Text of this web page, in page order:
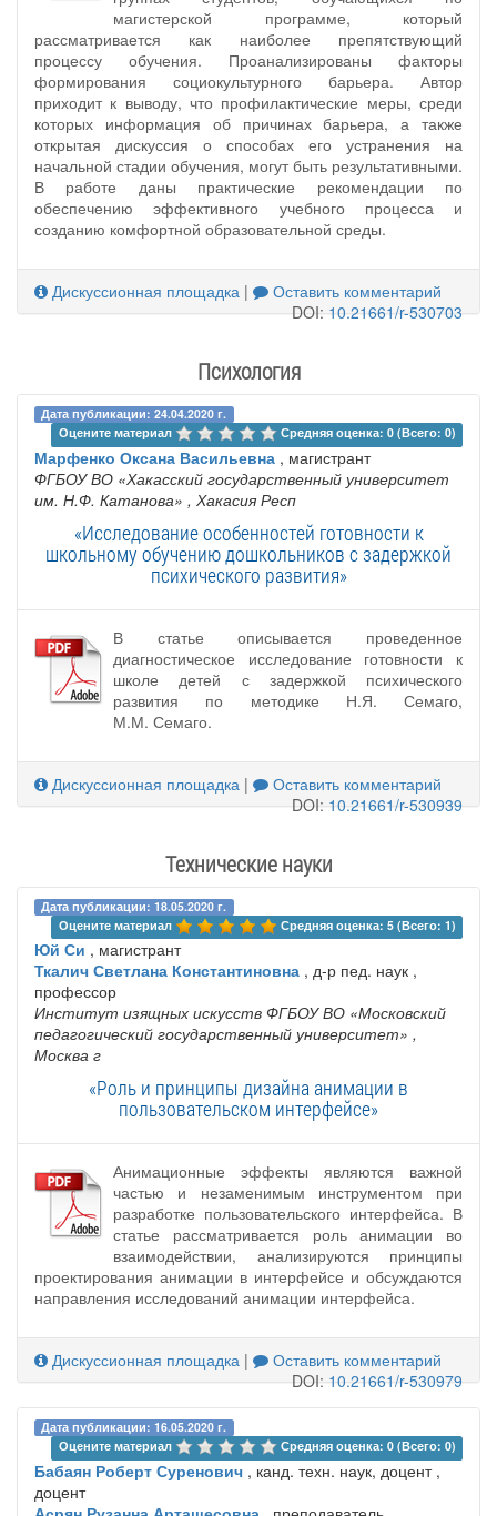
магистерской программе, который
рассматривается как наиболее препятствующий
процессу обучения. Проанализированы факторы
формирования социокультурного барьера. Автор
приходит к выводу, что профилактические меры, среди
которых информация об причинах барьера, а также
открытая дискуссия о способах его устранения на
начальной стадии обучения, могут быть результативными.
В работе даны практические рекомендации по
обеспечению эффективного учебного процесса и
созданию комфортной образовательной среды.
Дискуссионная площадка |
Оставить комментарий
DOI:10.21661/r-530703
Психология
Дата публикации: 24.04.2020 г.
Оцените материал
Средняя оценка: 0 (Всего: 0)
Марфенко Оксана Васильевна , магистрант
ФГБОУ ВО «Хакасский государственный университет
им. Н.Ф. Катанова» , Хакасия Респ
«Исследование особенностей готовности к
школьному обучению дошкольников с задержкой
психического развития»
В статье описывается проведенное
диагностическое исследование готовности к
школе детей с задержкой психического
развития по методике Н.Я. Семаго,
М.М. Семаго.
Дискуссионная площадка |
Оставить комментарий
DOI:10.21661/r-530939
Технические науки
Дата публикации: 18.05.2020 г.
Оцените материал
Средняя оценка: 5 (Всего: 1)
Юй Си , магистрант
Ткалич Светлана Константиновна , д-р пед. наук ,
профессор
Институт изящных искусств ФГБОУ ВО «Московский
педагогический государственный университет» ,
Москва г
«Роль и принципы дизайна анимации в
пользовательском интерфейсе»
Анимационные эффекты являются важной
частью и незаменимым инструментом при
разработке пользовательского интерфейса. В
статье рассматривается роль анимации во
взаимодействии, анализируются принципы
проектирования анимации в интерфейсе и обсуждаются
направления исследований анимации интерфейса.
Дискуссионная площадка |
Оставить комментарий
DOI:10.21661/r-530979
Дата публикации: 16.05.2020 г.
Оцените материал
Средняя оценка: 0 (Всего: 0)
Бабаян Роберт Суренович , канд. техн. наук, доцент ,
доцент